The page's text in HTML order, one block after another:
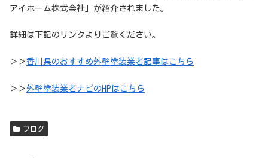
アイホーム株式会社」が紹介されました。
詳細は下記のリンクよりご覧ください。
＞＞香川県のおすすめ外壁塗装業者記事はこちら
＞＞外壁塗装業者ナビのHPはこちら
ブログ